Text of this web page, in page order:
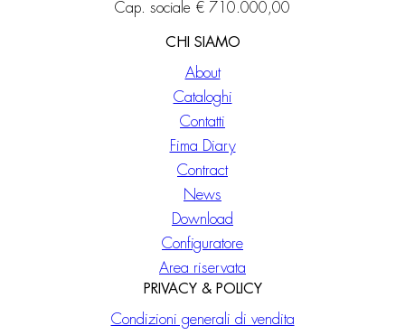
Cap. sociale € 710.000,00
CHI SIAMO
About
Cataloghi
Contatti
Fima Diary
Contract
News
Download
Configuratore
Area riservata
PRIVACY & POLICY
Condizioni generali di vendita